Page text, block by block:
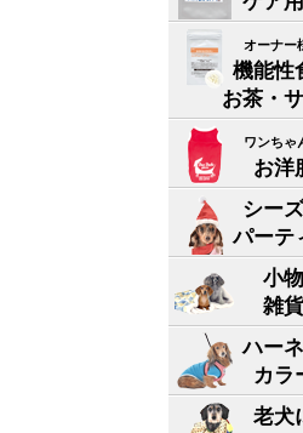
オーナー
機能性
お茶・
ワンちゃ
お洋
シー
パーテ
小物
雑貨
ハー
カラ
老犬